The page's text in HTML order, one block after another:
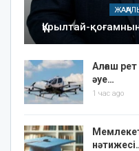
Құрылтай-
Алғаш
әуе…
1 час ago